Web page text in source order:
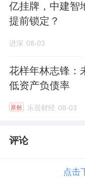
亿挂牌，中建智
提前锁定？
进深 08-03
花样年林志锋：
低资产负债率
原创 乐居财经 08-03
评论
点击